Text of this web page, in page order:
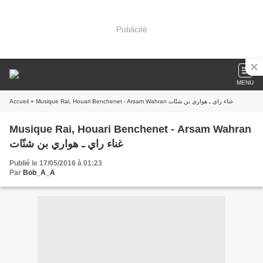
Publicité
MENU
Accueil » Musique Rai, Houari Benchenet - Arsam Wahran غناء راي ـ هواري بن شنّات
Musique Rai, Houari Benchenet - Arsam Wahran
غناء راي ـ هواري بن شنّات
Publié le 17/05/2016 à 01:23
Par Bob_A_A